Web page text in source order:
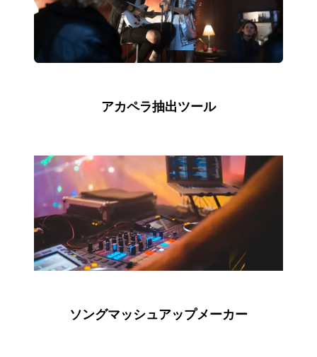
アカペラ抽出ツール
ソングマッシュアップメーカー